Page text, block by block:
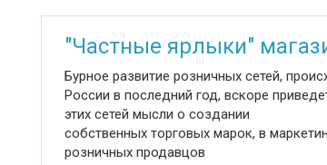
"Частные ярлыки"
Бурное развитие розничных сетей,
России в последний год, вскоре
этих сетей мысли о создании
собственных торговых марок, в
розничных продавцов